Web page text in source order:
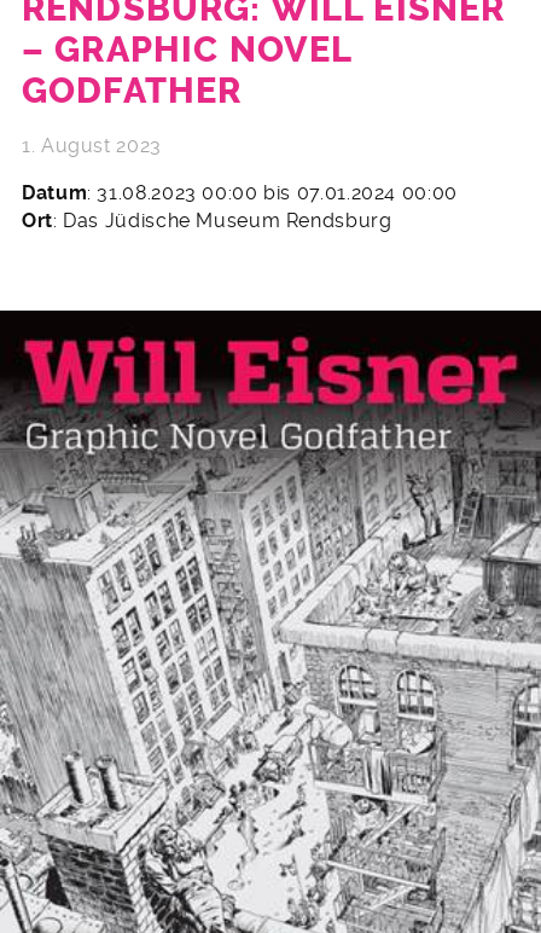
RENDSBURG: WILL EISNER
– GRAPHIC NOVEL
GODFATHER
1. August 2023
Datum: 31.08.2023 00:00 bis 07.01.2024 00:00
Ort: Das Jüdische Museum Rendsburg